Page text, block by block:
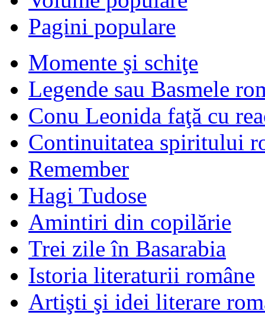
Pagini populare
Momente şi schiţe
Legende sau Basmele
Conu Leonida faţă cu
Continuitatea spiritului
Remember
Hagi Tudose
Amintiri din copilărie
Trei zile în Basarabia
Istoria literaturii române
Artişti şi idei literare